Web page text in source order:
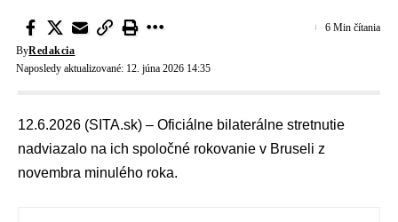
Naposledy aktualizované: 12. júna 2026 14:35
ByRedakcia
6 Min čítania
12.6.2026 (SITA.sk) – Oficiálne bilaterálne stretnutie
nadviazalo na ich spoločné rokovanie v Bruseli z
novembra minulého roka.